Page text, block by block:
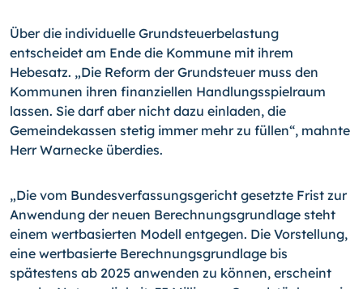
Über die individuelle Grundsteuerbelastung
entscheidet am Ende die Kommune mit ihrem
Hebesatz. „Die Reform der Grundsteuer muss den
Kommunen ihren finanziellen Handlungsspielraum
lassen. Sie darf aber nicht dazu einladen, die
Gemeindekassen stetig immer mehr zu füllen“, mahnte
Herr Warnecke überdies.
„Die vom Bundesverfassungsgericht gesetzte Frist zur
Anwendung der neuen Berechnungsgrundlage steht
einem wertbasierten Modell entgegen. Die Vorstellung,
eine wertbasierte Berechnungsgrundlage bis
spätestens ab 2025 anwenden zu können, erscheint